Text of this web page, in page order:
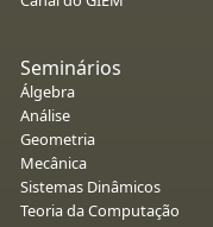
Seminários
Álgebra
Análise
Geometria
Mecânica
Sistemas Dinâmicos
Teoria da Computação